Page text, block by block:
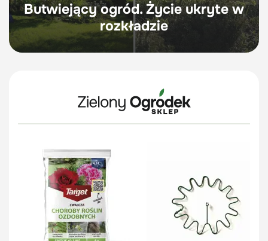
Butwiejący ogród. Życie ukryte w
rozkładzie